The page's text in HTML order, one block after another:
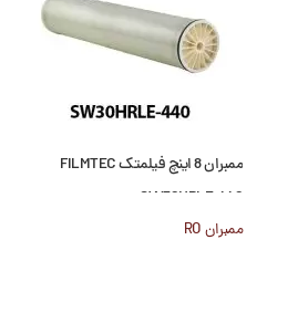
ممبران 8 اینچ فیلمتک FILMTEC
SW30HRLE-440
ممبران RO